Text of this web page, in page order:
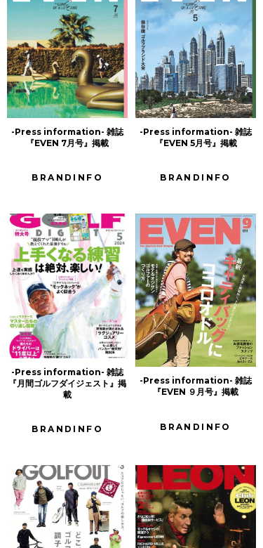
-Press information- 雑誌
『EVEN 7月号』掲載
BRANDINFO
-Press information- 雑誌
『EVEN 5月号』掲載
BRANDINFO
-Press information- 雑誌
『月間ゴルフダイジェスト』掲
載
BRANDINFO
-Press information- 雑誌
『EVEN ９月号』掲載
BRANDINFO